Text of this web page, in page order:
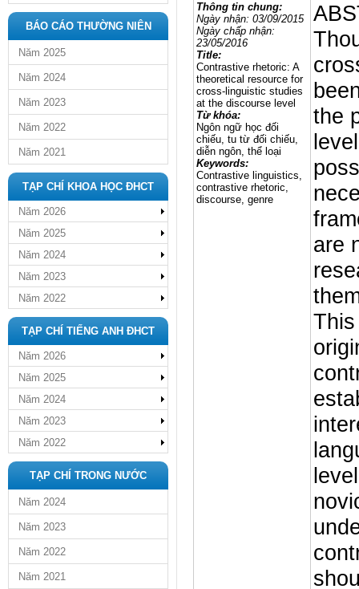
BÁO CÁO THƯỜNG NIÊN
Năm 2025
Năm 2024
Năm 2023
Năm 2022
Năm 2021
TẠP CHÍ KHOA HỌC ĐHCT
Năm 2026
Năm 2025
Năm 2024
Năm 2023
Năm 2022
TẠP CHÍ TIẾNG ANH ĐHCT
Năm 2026
Năm 2025
Năm 2024
Năm 2023
Năm 2022
TẠP CHÍ TRONG NƯỚC
Năm 2024
Năm 2023
Năm 2022
Năm 2021
Thông tin chung:
Ngày nhận: 03/09/2015
Ngày chấp nhận:
23/05/2016
Title:
Contrastive rhetoric: A
theoretical resource for
cross-linguistic studies
at the discourse level
Từ khóa:
Ngôn ngữ học đối
chiếu, tu từ đối chiếu,
diễn ngôn, thể loại
Keywords:
Contrastive linguistics,
contrastive rhetoric,
discourse, genre
the
are